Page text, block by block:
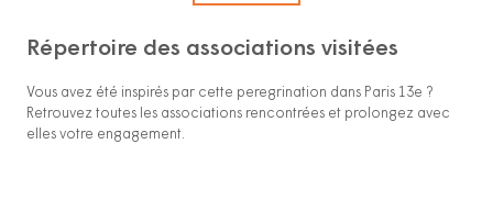
Répertoire des associations visitées
Vous avez été inspirés par cette peregrination dans Paris 13e ?
Retrouvez toutes les associations rencontrées et prolongez avec
elles votre engagement.